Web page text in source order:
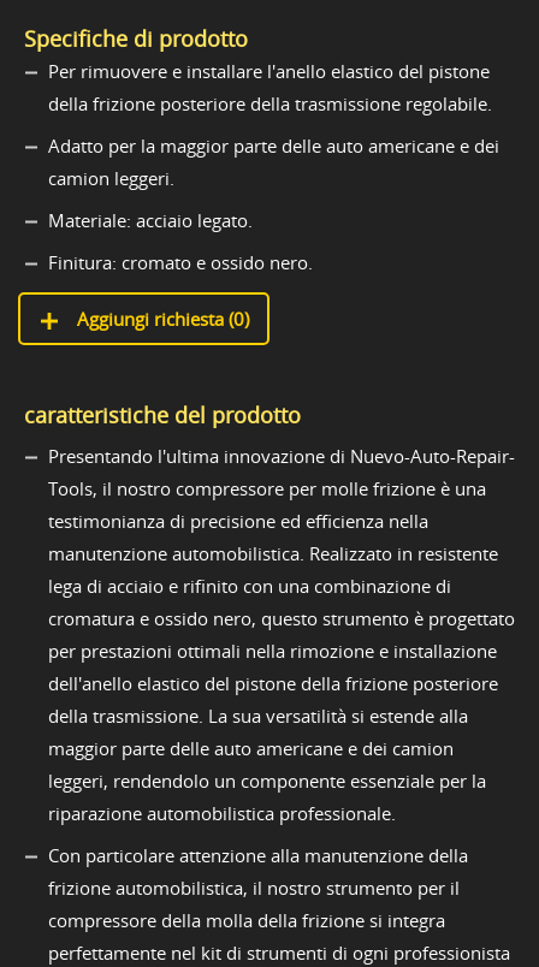
Specifiche di prodotto
Per rimuovere e installare l'anello elastico del pistone
della frizione posteriore della trasmissione regolabile.
Adatto per la maggior parte delle auto americane e dei
camion leggeri.
Materiale: acciaio legato.
Finitura: cromato e ossido nero.
Aggiungi richiesta (0)
caratteristiche del prodotto
Presentando l'ultima innovazione di Nuevo-Auto-Repair-
Tools, il nostro compressore per molle frizione è una
testimonianza di precisione ed efficienza nella
manutenzione automobilistica. Realizzato in resistente
lega di acciaio e rifinito con una combinazione di
cromatura e ossido nero, questo strumento è progettato
per prestazioni ottimali nella rimozione e installazione
dell'anello elastico del pistone della frizione posteriore
della trasmissione. La sua versatilità si estende alla
maggior parte delle auto americane e dei camion
leggeri, rendendolo un componente essenziale per la
riparazione automobilistica professionale.
Con particolare attenzione alla manutenzione della
frizione automobilistica, il nostro strumento per il
compressore della molla della frizione si integra
perfettamente nel kit di strumenti di ogni professionista